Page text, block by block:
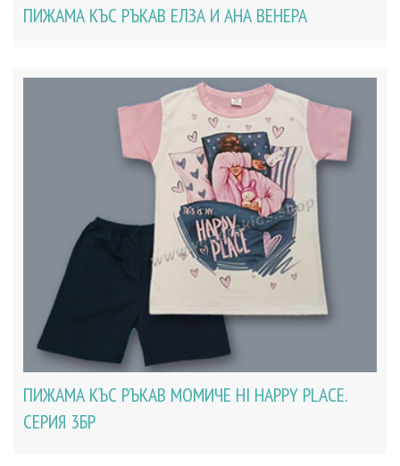
ПИЖАМА КЪС РЪКАВ ЕЛЗА И АНА ВЕНЕРА
ПИЖАМА КЪС РЪКАВ МОМИЧЕ HI HAPPY PLACE.
СЕРИЯ 3БР